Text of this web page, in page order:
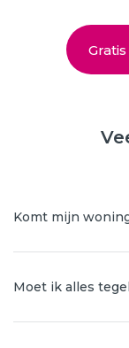
Komt mijn
Moet ik alles